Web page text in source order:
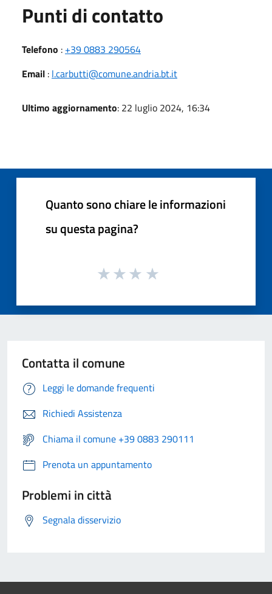
Punti di contatto
Telefono : +39 0883 290564
Email : l.carbutti@comune.andria.bt.it
Ultimo aggiornamento: 22 luglio 2024, 16:34
Quanto sono chiare le informazioni
su questa pagina?
Contatta il comune
Leggi le domande frequenti
Richiedi Assistenza
Chiama il comune +39 0883 290111
Prenota un appuntamento
Problemi in città
Segnala disservizio